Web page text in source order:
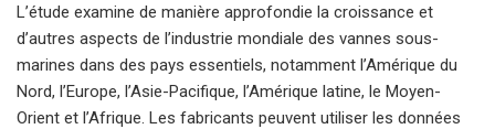
L’étude examine de manière approfondie la croissance et
d’autres aspects de l’industrie mondiale des vannes sous-
marines dans des pays essentiels, notamment l’Amérique du
Nord, l’Europe, l’Asie-Pacifique, l’Amérique latine, le Moyen-
Orient et l’Afrique. Les fabricants peuvent utiliser les données